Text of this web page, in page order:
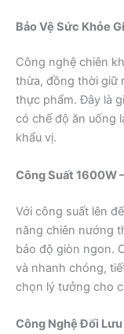
Bảo Vệ Sức Khỏe
Công nghệ chiên
thừa, đồng thời giữ
thực phẩm. Đây là
có chế độ ăn uống
khẩu vị.
Công Suất 1600W
Với công suất lên
năng chiên nướng
bảo độ giòn ngon.
và nhanh chóng,
chọn lý tưởng cho
Công Nghệ Đối